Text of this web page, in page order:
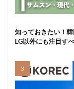
知っておきたい！
LG以外にも注目す